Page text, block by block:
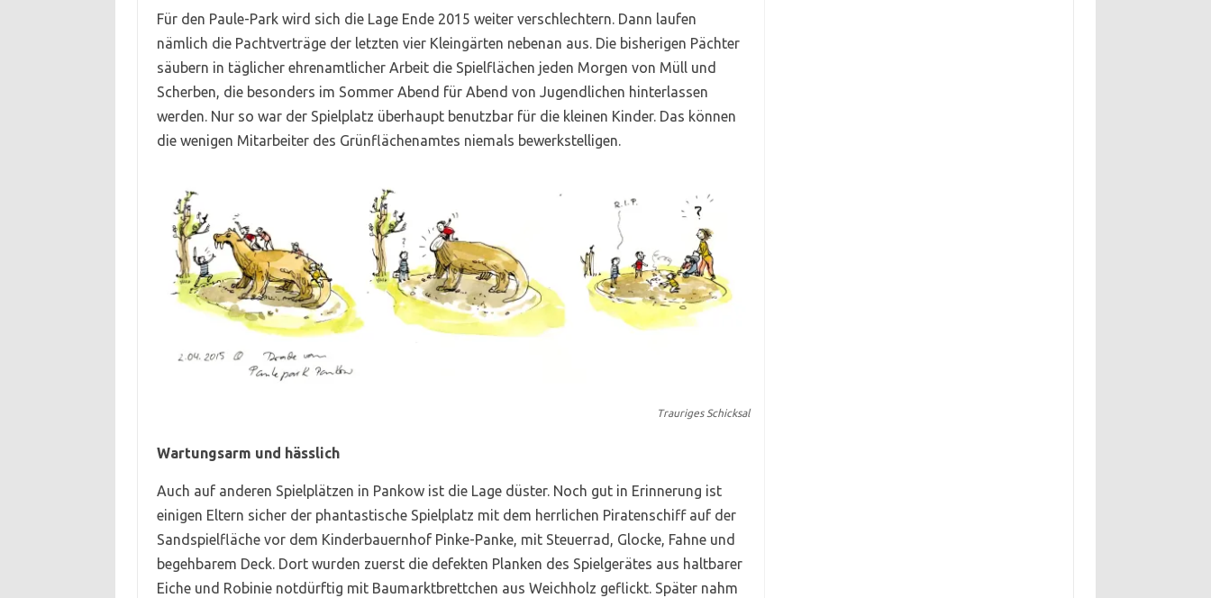
Für den Paule-Park wird sich die Lage Ende 2015 weiter verschlechtern. Dann laufen
nämlich die Pachtverträge der letzten vier Kleingärten nebenan aus. Die bisherigen Pächter
säubern in täglicher ehrenamtlicher Arbeit die Spielflächen jeden Morgen von Müll und
Scherben, die besonders im Sommer Abend für Abend von Jugendlichen hinterlassen
werden. Nur so war der Spielplatz überhaupt benutzbar für die kleinen Kinder. Das können
die wenigen Mitarbeiter des Grünflächenamtes niemals bewerkstelligen.
Trauriges Schicksal
Wartungsarm und hässlich
Auch auf anderen Spielplätzen in Pankow ist die Lage düster. Noch gut in Erinnerung ist
einigen Eltern sicher der phantastische Spielplatz mit dem herrlichen Piratenschiff auf der
Sandspielfläche vor dem Kinderbauernhof Pinke-Panke, mit Steuerrad, Glocke, Fahne und
begehbarem Deck. Dort wurden zuerst die defekten Planken des Spielgerätes aus haltbarer
Eiche und Robinie notdürftig mit Baumarktbrettchen aus Weichholz geflickt. Später nahm